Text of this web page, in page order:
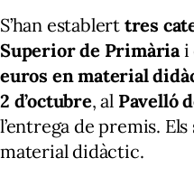
S’han establert tres
Superior de Primària i
euros en material
2 d’octubre, al Pavelló
l’entrega de premis.
material didàctic.